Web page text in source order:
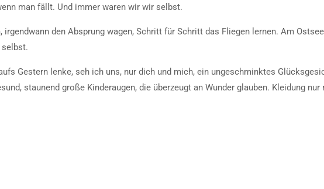
man fällt. Und immer waren wir wir selbst.
irgendwann den Absprung wagen, Schritt für Schritt das Fliegen lernen. Am
selbst.
Gestern lenke, seh ich uns, nur dich und mich, ein ungeschminktes
staunend große Kinderaugen, die überzeugt an Wunder glauben. Kleidung